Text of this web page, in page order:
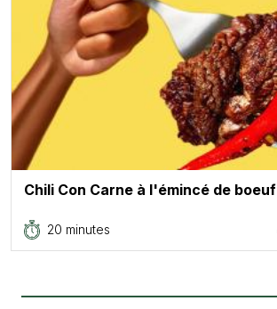
Chili Con Carne à l'émincé de boeuf
20 minutes